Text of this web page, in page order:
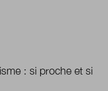
: si proche et si